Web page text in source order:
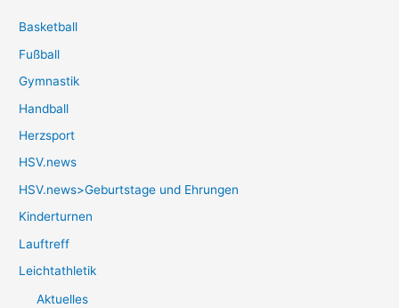
Basketball
Fußball
Gymnastik
Handball
Herzsport
HSV.news
HSV.news>Geburtstage und Ehrungen
Kinderturnen
Lauftreff
Leichtathletik
Aktuelles